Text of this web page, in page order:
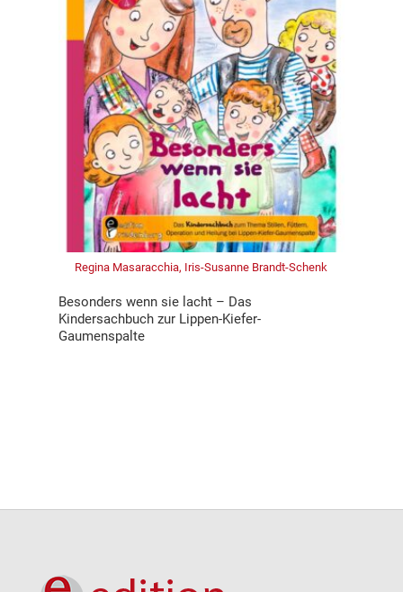
Regina Masaracchia, Iris-Susanne Brandt-Schenk
Besonders wenn sie lacht – Das
Kindersachbuch zur Lippen-Kiefer-
Gaumenspalte